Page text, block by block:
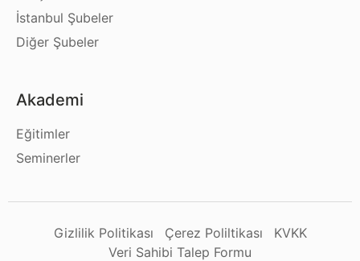
İstanbul Şubeler
Diğer Şubeler
Akademi
Eğitimler
Seminerler
Gizlilik Politikası Çerez Poliltikası
KVKK
Veri Sahibi Talep Formu